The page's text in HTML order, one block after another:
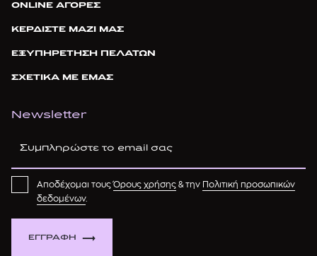
ONLINE ΑΓΟΡΕΣ
ΚΕΡΔΙΣΤΕ ΜΑΖΙ ΜΑΣ
ΕΞΥΠΗΡΕΤΗΣΗ ΠΕΛΑΤΩΝ
ΣΧΕΤΙΚΑ ΜΕ ΕΜΑΣ
Newsletter
ΕΓΓΡΑΦΗ
Αποδέχομαι τουςΌρους χρήσης & την Πολιτική προσωπικών
δεδομένων.